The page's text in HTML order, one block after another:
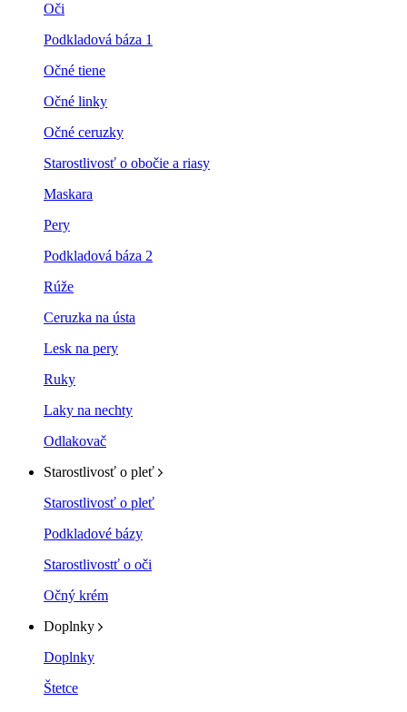
Oči
Podkladová báza 1
Očné tiene
Očné linky
Očné ceruzky
Starostlivosť o obočie a riasy
Maskara
Pery
Podkladová báza 2
Rúže
Ceruzka na ústa
Lesk na pery
Ruky
Laky na nechty
Odlakovač
Starostlivosť o pleť
Starostlivosť o pleť
Podkladové bázy
Starostlivostť o oči
Očný krém
Doplnky
Doplnky
Štetce